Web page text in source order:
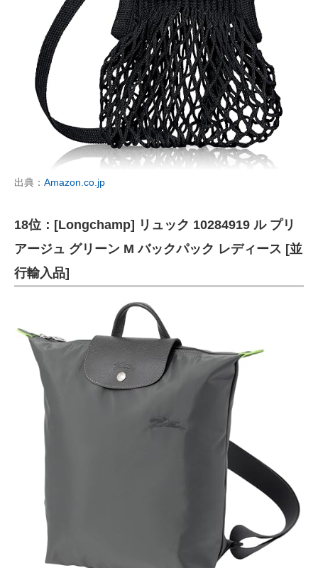
出典： Amazon.co.jp
18位：[Longchamp] リュック 10284919 ル プリ
アージュ グリーン M バックパック レディース [並
行輸入品]